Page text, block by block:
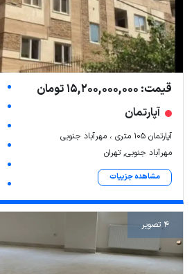
قیمت: 15,200,000,000 تومان
آپارتمان
آپارتمان ۱۰۵ متری ، مهرآباد جنوبی
مهرآباد جنوبی, تهران
مشاهده جزییات
4 تصویر